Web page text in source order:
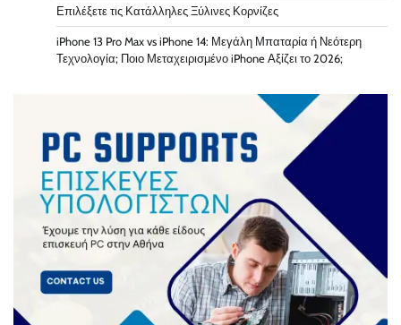
Επιλέξετε τις Κατάλληλες Ξύλινες Κορνίζες
iPhone 13 Pro Max vs iPhone 14: Μεγάλη Μπαταρία ή Νεότερη
Τεχνολογία; Ποιο Μεταχειρισμένο iPhone Αξίζει το 2026;